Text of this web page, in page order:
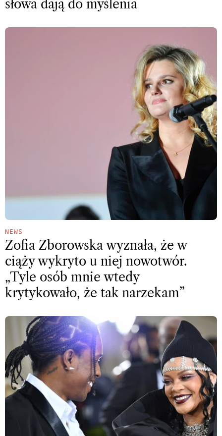
słowa dają do myślenia
NEWS
Zofia Zborowska wyznała, że w
ciąży wykryto u niej nowotwór.
„Tyle osób mnie wtedy
krytykowało, że tak narzekam”